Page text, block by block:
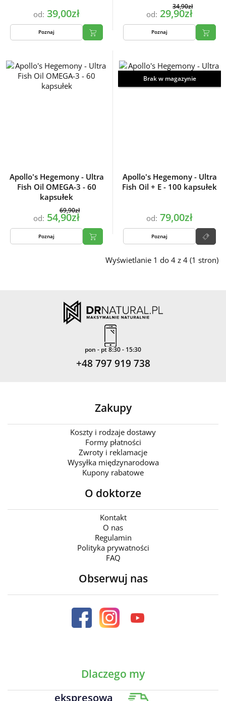
od: 39,00zł
Poznaj
od:
34,90zł
29,90zł
Poznaj
Apollo's Hegemony - Ultra
Fish Oil OMEGA-3 - 60
kapsułek
od:
69,90zł
54,90zł
Poznaj
Brak w magazynie
Apollo's Hegemony - Ultra
Fish Oil + E - 100 kapsułek
od: 79,00zł
Poznaj
Wyświetlanie 1 do 4 z 4 (1 stron)
pon - pt 8:30 - 15:30
+48 797 919 738
Zakupy
Koszty i rodzaje dostawy
Formy płatności
Zwroty i reklamacje
Wysyłka międzynarodowa
Kupony rabatowe
O doktorze
Kontakt
O nas
Regulamin
Polityka prywatności
FAQ
Obserwuj nas
Dlaczego my
ekspresowa